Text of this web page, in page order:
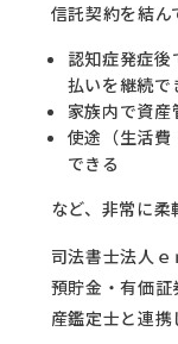
信託契約を結ん
認知症発症
払いを継続で
家族内で資
使途（生活
できる
など、非常に柔
司法書士法人
預貯金・有価
産鑑定士と連携